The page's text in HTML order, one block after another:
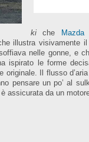
kiche Mazda
illustra visivamente
nelle gonne, e
ispirato le forme
Il flusso
pensare un po’ al
assicurata da un